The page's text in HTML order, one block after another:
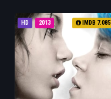
HD 2013 IMDB 7.085